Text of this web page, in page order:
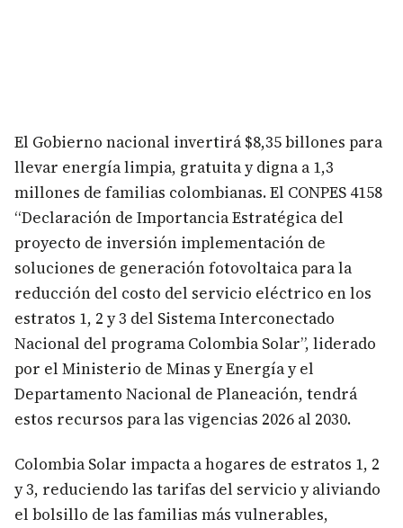
El Gobierno nacional invertirá $8,35 billones para
llevar energía limpia, gratuita y digna a 1,3
millones de familias colombianas. El CONPES 4158
“Declaración de Importancia Estratégica del
proyecto de inversión implementación de
soluciones de generación fotovoltaica para la
reducción del costo del servicio eléctrico en los
estratos 1, 2 y 3 del Sistema Interconectado
Nacional del programa Colombia Solar”, liderado
por el Ministerio de Minas y Energía y el
Departamento Nacional de Planeación, tendrá
estos recursos para las vigencias 2026 al 2030.
Colombia Solar impacta a hogares de estratos 1, 2
y 3, reduciendo las tarifas del servicio y aliviando
el bolsillo de las familias más vulnerables,